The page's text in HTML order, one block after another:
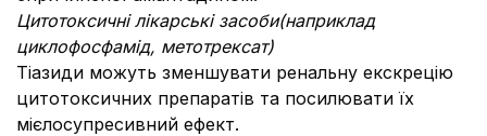
Цитотоксичні лікарські засоби(наприклад
циклофосфамід, метотрексат)
Тіазиди можуть зменшувати ренальну екскрецію
цитотоксичних препаратів та посилювати їх
мієлосупресивний ефект.